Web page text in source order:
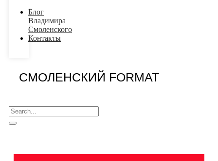
Блог
Владимира
Смоленского
Контакты
СМОЛЕНСКИЙ FORMAT